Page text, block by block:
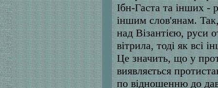
Ібн-Гаста та інших -
іншим слов'янам.
над Візантією, руси
вітрила, тоді як всі
Це значить, що у
виявляється
по відношенню до